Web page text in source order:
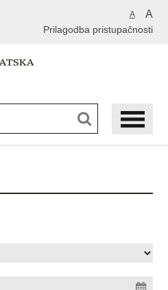
A A
Prilagodba pristupačnosti